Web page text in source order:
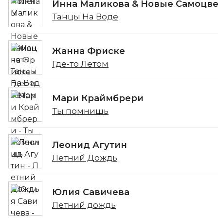
Инна Маликова & Новые
Танцы На Воде
Жанна Фриске
Где-то Летом
Мари Краймбрери
Ты помнишь
Леонид Агутин
Летний Дождь
Юлия Савичева
Летний дождь